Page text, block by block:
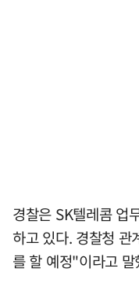
경찰은 SK텔레콤 업
하고 있다. 경찰청 관
를 할 예정"이라고 말